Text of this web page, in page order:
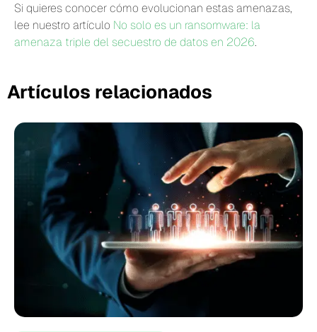
Si quieres conocer cómo evolucionan estas amenazas,
lee nuestro artículo No solo es un ransomware: la
amenaza triple del secuestro de datos en 2026.
Artículos relacionados